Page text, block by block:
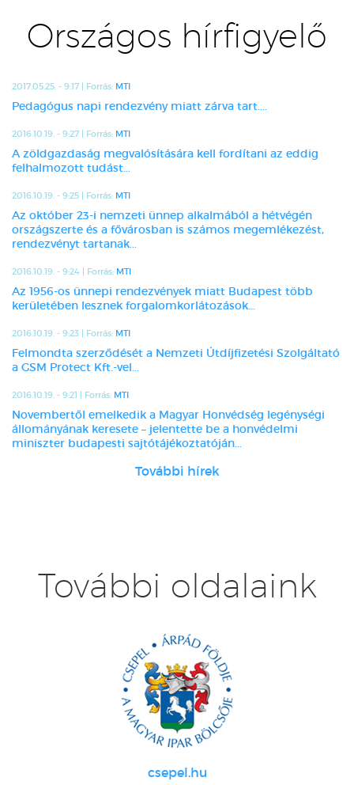
Országos hírfigyelő
2017.05.25. - 9:17 | Forrás: MTI
Pedagógus napi rendezvény miatt zárva tart....
2016.10.19. - 9:27 | Forrás: MTI
A zöldgazdaság megvalósítására kell fordítani az eddig
felhalmozott tudást...
2016.10.19. - 9:25 | Forrás: MTI
Az október 23-i nemzeti ünnep alkalmából a hétvégén
országszerte és a fővárosban is számos megemlékezést,
rendezvényt tartanak...
2016.10.19. - 9:24 | Forrás: MTI
Az 1956-os ünnepi rendezvények miatt Budapest több
kerületében lesznek forgalomkorlátozások...
2016.10.19. - 9:23 | Forrás: MTI
Felmondta szerződését a Nemzeti Útdíjfizetési Szolgáltató
a GSM Protect Kft.-vel...
2016.10.19. - 9:21 | Forrás: MTI
Novembertől emelkedik a Magyar Honvédség legénységi
állományának keresete – jelentette be a honvédelmi
miniszter budapesti sajtótájékoztatóján...
További hírek
További oldalaink
csepel.hu